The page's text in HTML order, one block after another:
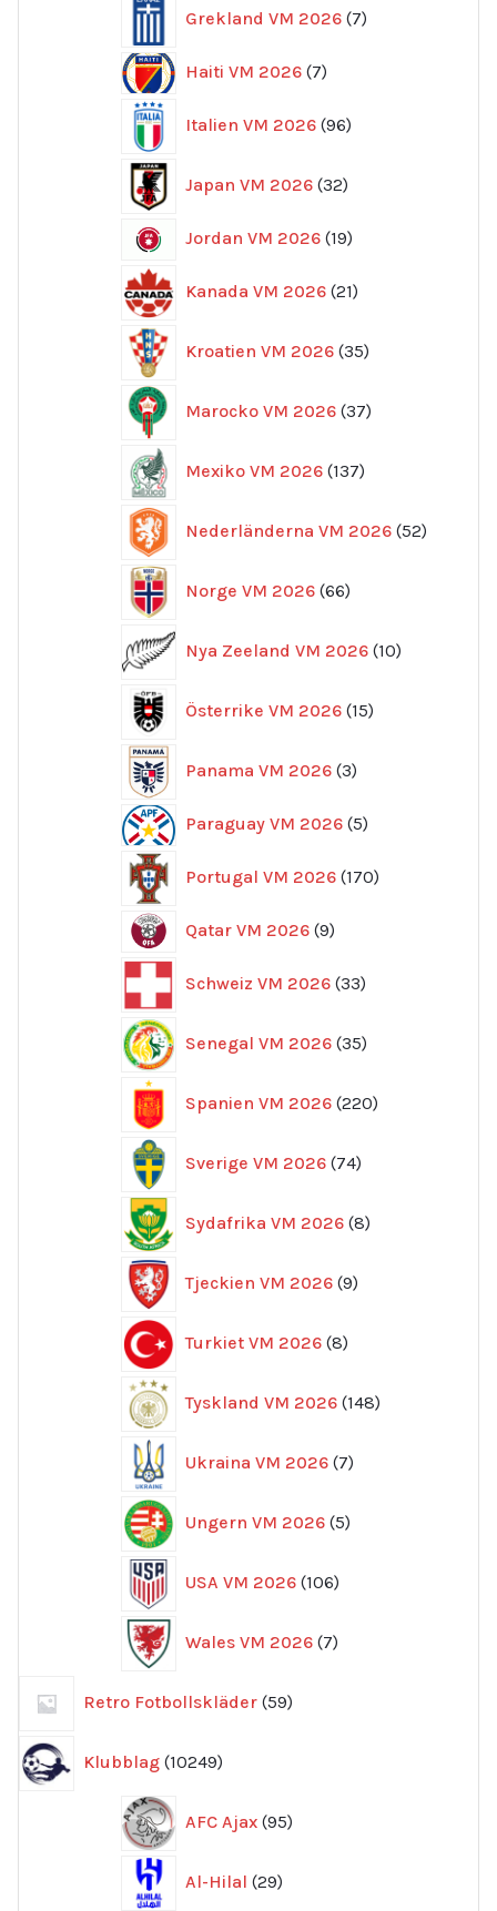
Grekland VM 2026 7
produkter
Haiti VM 2026 77
Italien VM 2026 96
produkter
Japan VM 2026 32
produkter
Jordan VM 2026 1919
Kanada VM 2026 21
produkter
Kroatien VM 2026 35
produkter
Marocko VM 2026 37
produkter
Mexiko VM 2026 137
produkter
Nederländerna VM 2026 52
Norge VM 2026 66
produkter
Nya Zeeland VM 2026 10
produkter
Österrike VM 2026 15
produkter
Panama VM 2026 3
produkter
Paraguay VM 2026 55
Portugal VM 2026 170
produkter
Qatar VM 2026 99
Schweiz VM 2026 33
produkter
Senegal VM 2026 35
produkter
Spanien VM 2026 220
produkter
Sverige VM 2026 74
produkter
Sydafrika VM 2026 8
produkter
Tjeckien VM 2026 9
produkter
Turkiet VM 2026 8
produkter
Tyskland VM 2026 148
produkter
Ukraina VM 2026 7
produkter
Ungern VM 2026 5
produkter
USA VM 2026 106
produkter
Wales VM 2026 7
produkter
Retro Fotbollskläder 59
produkter
Klubblag 10249
produkter
AFC Ajax 95
produkter
Al-Hilal 29
produkter